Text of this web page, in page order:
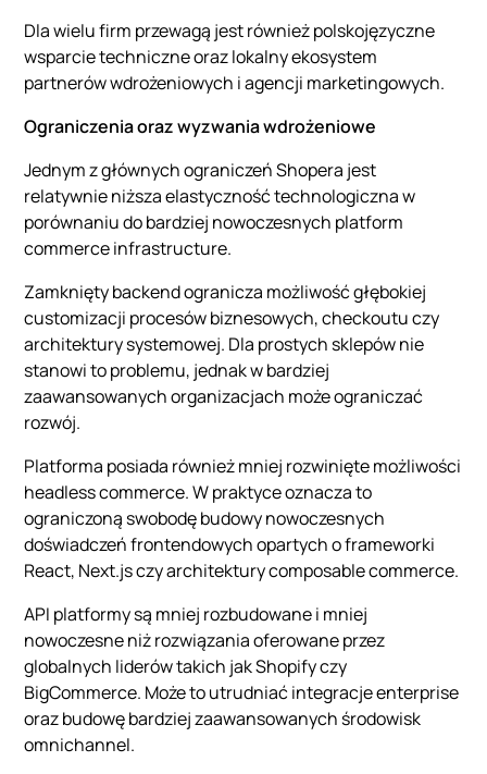
Dla wielu firm przewagą jest również polskojęzyczne
wsparcie techniczne oraz lokalny ekosystem
partnerów wdrożeniowych i agencji marketingowych.
Ograniczenia oraz wyzwania wdrożeniowe
Jednym z głównych ograniczeń Shopera jest
relatywnie niższa elastyczność technologiczna w
porównaniu do bardziej nowoczesnych platform
commerce infrastructure.
Zamknięty backend ogranicza możliwość głębokiej
customizacji procesów biznesowych, checkoutu czy
architektury systemowej. Dla prostych sklepów nie
stanowi to problemu, jednak w bardziej
zaawansowanych organizacjach może ograniczać
rozwój.
Platforma posiada również mniej rozwinięte możliwości
headless commerce. W praktyce oznacza to
ograniczoną swobodę budowy nowoczesnych
doświadczeń frontendowych opartych o frameworki
React, Next.js czy architektury composable commerce.
API platformy są mniej rozbudowane i mniej
nowoczesne niż rozwiązania oferowane przez
globalnych liderów takich jak Shopify czy
BigCommerce. Może to utrudniać integracje enterprise
oraz budowę bardziej zaawansowanych środowisk
omnichannel.